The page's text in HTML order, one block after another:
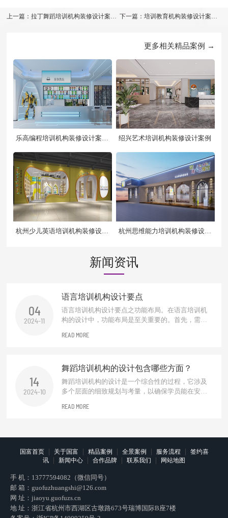
上一篇：拉丁舞蹈培训机构装修设计案例 下一篇：培训教育机构装修设计案例
更多相关精品案例 →
乐高编程培训机构装修设计案例
绍兴艺术培训机构装修设计案例
杭州少儿英语培训机构装修设计
杭州思维能力培训机构装修设计
新闻资讯
04
2024-11
语言培训机构设计要点
语言培训机构设计要点之功能布局。在语言培训机
构的设计中，功能布局是至关重要的。首先，需要
教学区应配备先进的教学设备和舒适的座椅，以营
可设置圆桌或吧台式座椅，促进学员之间...
READ MORE
14
2024-10
舞蹈培训机构的设计包含哪些方面？
舞蹈培训机构的设计是一个综合性的过程，它涉及
多个层面的细致规划与考量，以确保学员能在安
下是该设计过程涵盖的主要方面：空间规划与布
前台接待区等。教学区域应宽敞明亮，便于教...
READ MORE
国富首页| 关于国富 精品案例 全景案例 服务流程
签约喜
讯
新闻中心 合作品牌 联系我们 网站地图
手 机： 13777594082（微信同号）
邮 箱： guofuzhuangshi@126.com
网 址： jiaoyu.guofuzs.cn
地 址：浙江省杭州市西湖区古墩路673号瑞博国际B座7楼